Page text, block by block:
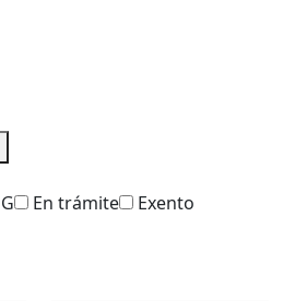
G En trámite
Exento